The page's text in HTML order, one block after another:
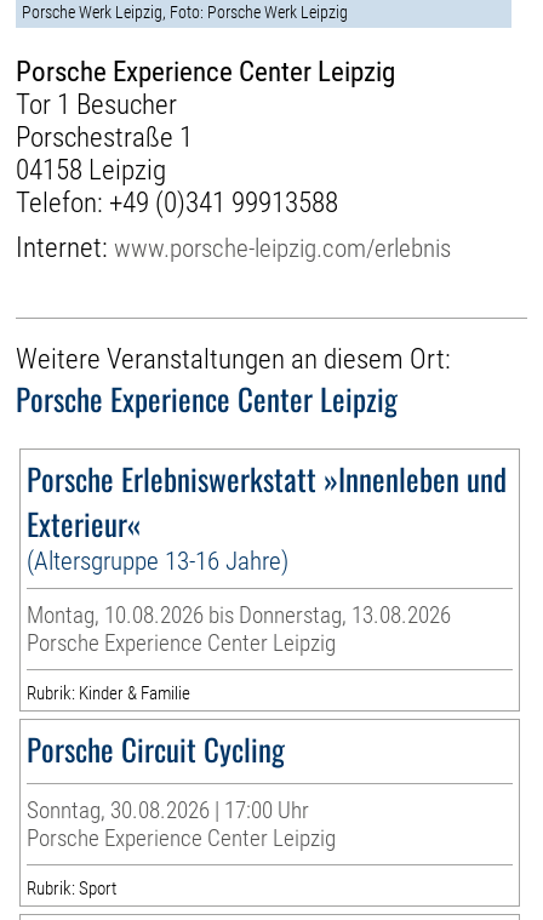
Porsche Werk Leipzig, Foto: Porsche Werk Leipzig
Porsche Experience Center Leipzig
Tor 1 Besucher
Porschestraße 1
04158 Leipzig
Telefon: +49 (0)341 99913588
Internet:www.porsche-leipzig.com/erlebnis
Weitere Veranstaltungen an diesem Ort:
Porsche Experience Center Leipzig
Porsche Erlebniswerkstatt »Innenleben und
Exterieur«
(Altersgruppe 13-16 Jahre)
Montag, 10.08.2026 bis Donnerstag, 13.08.2026
Porsche Experience Center Leipzig
Rubrik: Kinder & Familie
Porsche Circuit Cycling
Sonntag, 30.08.2026 | 17:00 Uhr
Porsche Experience Center Leipzig
Rubrik: Sport